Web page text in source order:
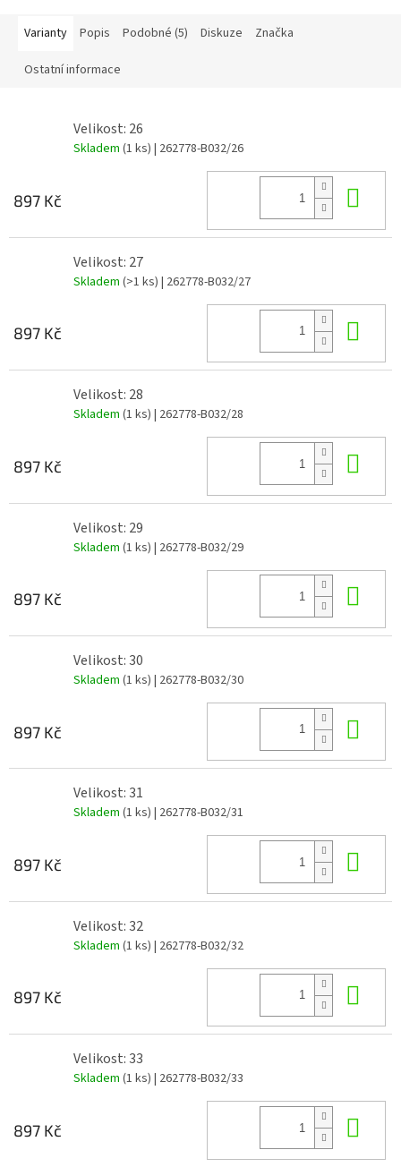
Varianty Popis Podobné (5) Diskuze Značka
Ostatní informace
Velikost: 26
Skladem (1 ks) | 262778-B032/26
897 Kč
Velikost: 27
Skladem (>1 ks) | 262778-B032/27
897 Kč
Velikost: 28
Skladem (1 ks) | 262778-B032/28
897 Kč
Velikost: 29
Skladem (1 ks) | 262778-B032/29
897 Kč
Velikost: 30
Skladem (1 ks) | 262778-B032/30
897 Kč
Velikost: 31
Skladem (1 ks) | 262778-B032/31
897 Kč
Velikost: 32
Skladem (1 ks) | 262778-B032/32
897 Kč
Velikost: 33
Skladem (1 ks) | 262778-B032/33
897 Kč